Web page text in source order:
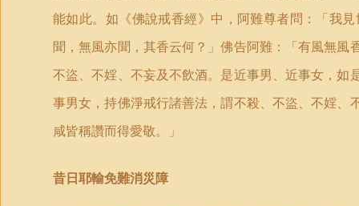
能如此。如《佛說戒香經》中，阿難尊者問：「我
聞，無風亦聞，其香云何？」佛告阿難：「有風無
不盜、不婬、不妄及不飲酒。是近事男、近事女，
事男女，持佛淨戒行諸善法，謂不殺、不盜、不婬
咸皆稱讚而得愛敬。」
昔日耶輸免難消災障